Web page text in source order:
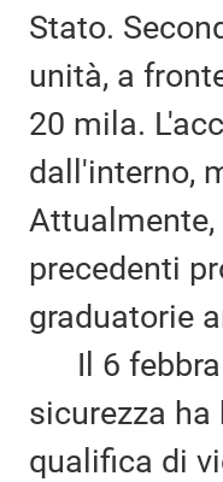
Stato.
unità, a
20 mila.
dall'interno,
precedenti
graduatorie
Il 6
sicurezza
qualifica di